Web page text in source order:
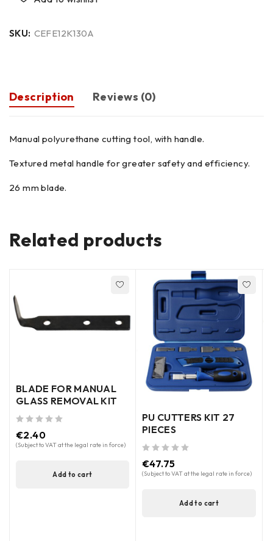
SKU: CEFE12K130A
Description Reviews (0)
Manual polyurethane cutting tool, with handle.
Textured metal handle for greater safety and efficiency.
26 mm blade.
Related products
BLADE FOR MANUAL
GLASS REMOVAL KIT
€2.40
(Subject to VAT at the legal rate in force)
Add to cart
PU CUTTERS KIT 27
PIECES
€47.75
(Subject to VAT at the legal rate in force)
Add to cart